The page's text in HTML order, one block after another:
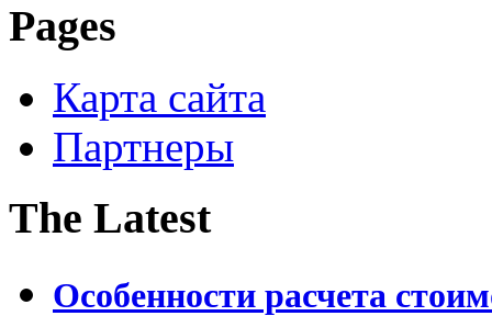
Pages
Карта сайта
Партнеры
The Latest
Особенности расчета